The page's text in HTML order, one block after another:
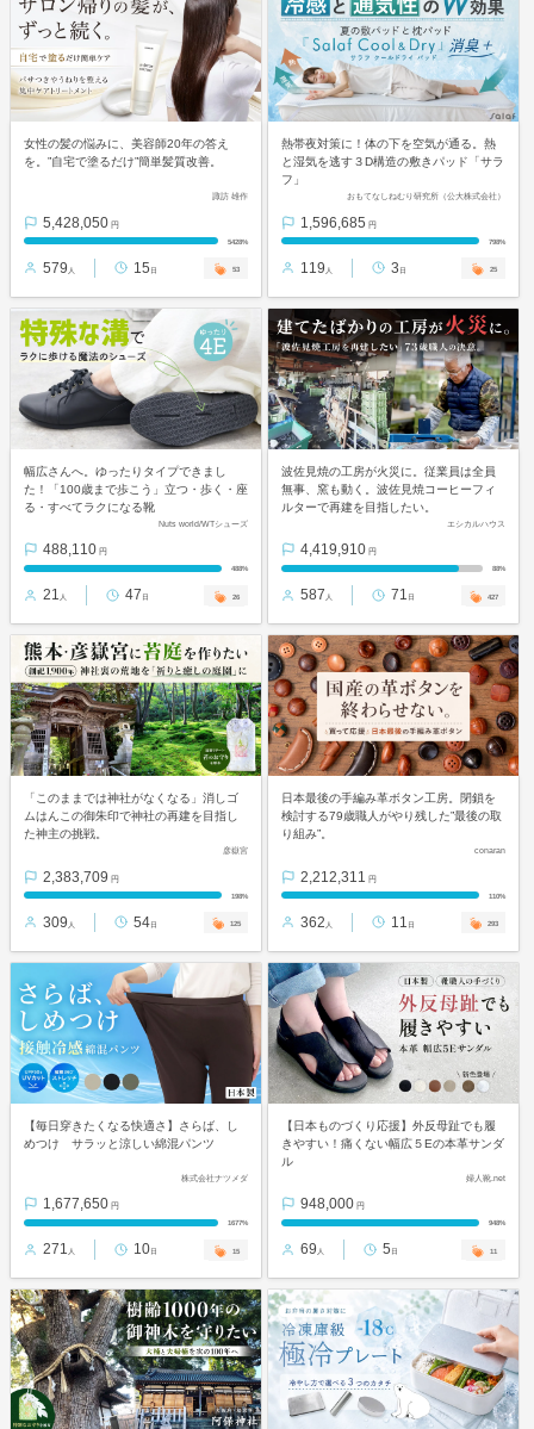
女性の髪の悩みに、美容師20年の答え
を。”自宅で塗るだけ”簡単髪質改善。
諏訪 雄作
5,428,050 円
5428%
579 人 15 日 53
熱帯夜対策に！体の下を空気が通る。熱
と湿気を逃す３D構造の敷きパッド「サラ
フ」
おもてなしねむり研究所（公大株式会社）
1,596,685 円
798%
119 人 3 日 25
幅広さんへ。ゆったりタイプできまし
た！「100歳まで歩こう」立つ・歩く・座
る・すべてラクになる靴
Nuts world/WTシューズ
488,110 円
488%
21 人 47 日 26
波佐見焼の工房が火災に。従業員は全員
無事、窯も動く。波佐見焼コーヒーフィ
ルターで再建を目指したい。
エシカルハウス
4,419,910 円
88%
587 人 71 日 427
「このままでは神社がなくなる」消しゴ
ムはんこの御朱印で神社の再建を目指し
た神主の挑戦。
彦嶽宮
2,383,709 円
198%
309 人 54日 125
日本最後の手編み革ボタン工房。閉鎖を
検討する79歳職人がやり残した”最後の取
り組み”。
conaran
2,212,311 円
110%
362 人 11 日 293
【毎日穿きたくなる快適さ】さらば、し
めつけ サラッと涼しい綿混パンツ
株式会社ナツメダ
1,677,650 円
1677%
271 人 10日 15
【日本ものづくり応援】外反母趾でも履
きやすい！痛くない幅広５Eの本革サンダ
ル
婦人靴.net
948,000 円
948%
69 人 5 日 11